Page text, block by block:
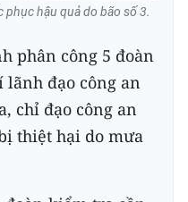
hậu quả do bão số 3.
phân công 5 đoàn
lãnh đạo công an
chỉ đạo công an
thiệt hại do mưa